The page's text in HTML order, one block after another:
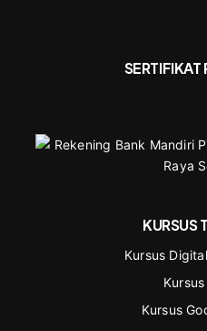
SERTIFIKAT
KURSUS
Kursus
Kursus
Kursus